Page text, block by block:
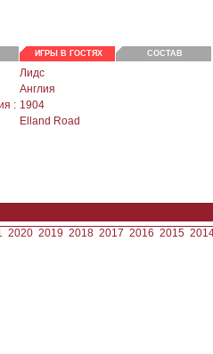
ИГРЫ В ГОСТЯХ СОСТАВ
Лидс
Англия
: 1904
Elland Road
2020 2019 2018 2017 2016 2015